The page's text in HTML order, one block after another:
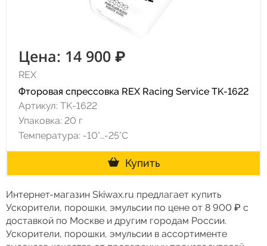
Цена: 14 900 ₽
REX
Фторовая спрессовка REX Racing Service TK-1622
Артикул: TK-1622
Упаковка: 20 г
Температура: -10°…-25°C
Купить
Интернет-магазин Skiwax.ru предлагает купить
Ускорители, порошки, эмульсии по цене от 8 900 ₽ с
доставкой по Москве и другим городам России.
Ускорители, порошки, эмульсии в ассортименте